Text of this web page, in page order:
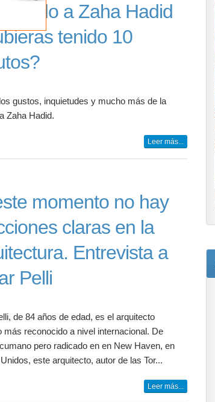
a Zaha Hadid
tenido 10
gustos, inquietudes y mucho más de la
Zaha Hadid.
Leer más...
momento no hay
claras en la
Entrevista a
Pelli
de 84 años de edad, es el arquitecto
más reconocido a nivel internacional. De
pero radicado en en New Haven, en
este arquitecto, autor de las Tor...
Leer más...